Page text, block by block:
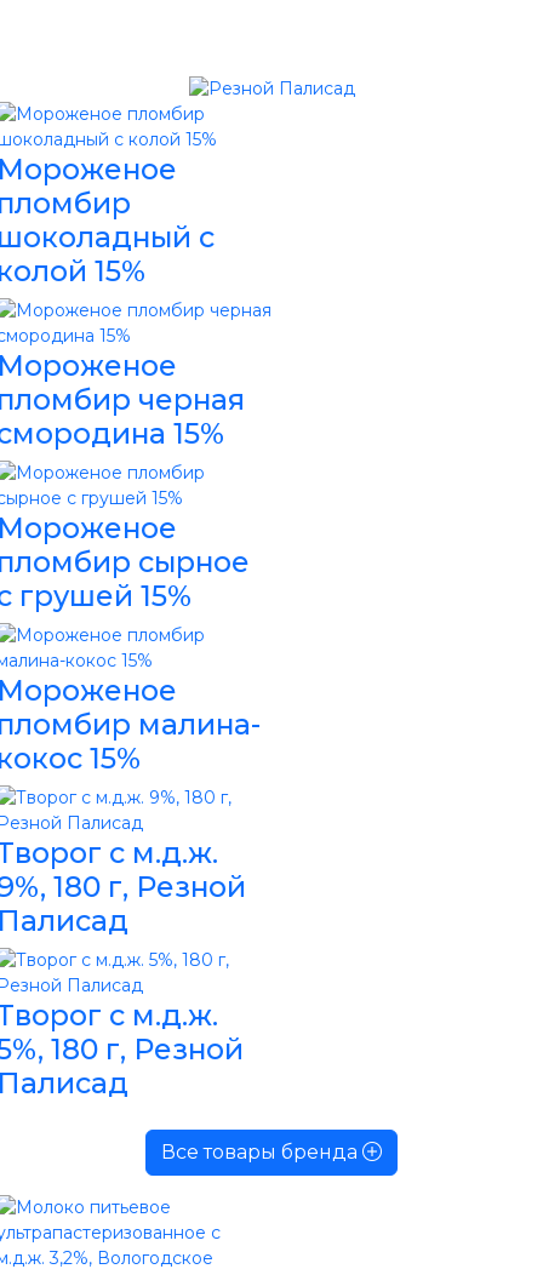
с
15%
черная
15%
сырное
грушей 15%
малина-
15%
с м.д.ж.
180 г, Резной
с м.д.ж.
180 г, Резной
Все товары бренда